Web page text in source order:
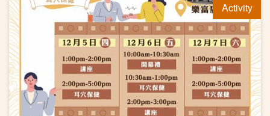
Activity